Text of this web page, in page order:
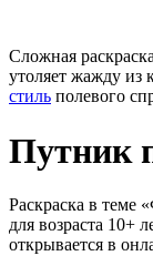
Сложная
утоляет жажду из
стиль полевого
Путник
Раскраска в теме
для возраста 10+
открывается в